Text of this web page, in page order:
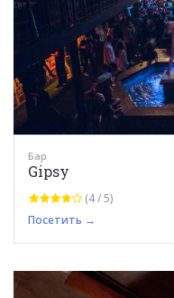
Бар
Gipsy
(4 / 5)
Посетить →